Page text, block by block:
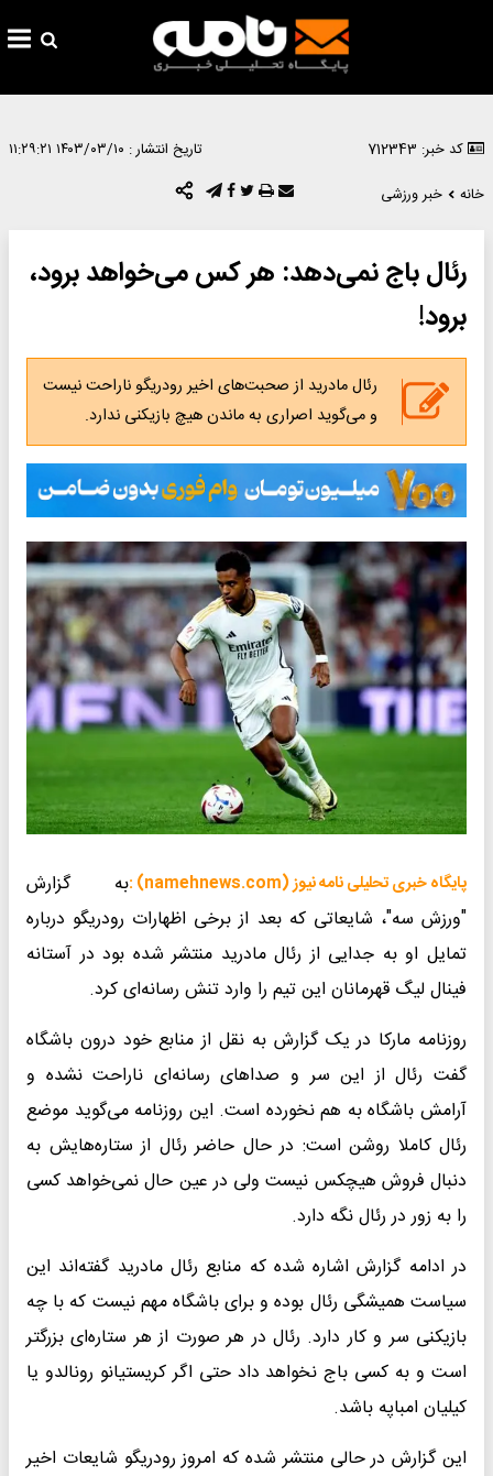
کد خبر: 712343 تاریخ انتشار : ۱۴۰۳/۰۳/۱۰ ۱۱:۲۹:۲۱
خانه
خبر ورزشی
رئال باج نمی‌دهد: هر کس می‌خواهد برود،
برود!‌
رئال مادرید از صحبت‌های اخیر رودریگو ناراحت نیست
و می‌گوید ‌اصراری به ماندن هیچ بازیکنی ندارد. ‌
پایگاه خبری تحلیلی نامه نیوز (namehnews.com) :
به گزارش
"ورزش سه"، شایعاتی که بعد از برخی اظهارات رودریگو ‌درباره
تمایل او به جدایی از رئال مادرید منتشر شده بود در آستانه
‌فینال لیگ قهرمانان این تیم را وارد تنش رسانه‌ای کرد. ‌
روزنامه مارکا در یک گزارش به نقل از منابع خود درون باشگاه
گفت ‌رئال از این سر و صداهای رسانه‌ای ناراحت نشده و
آرامش باشگاه به ‌هم نخورده است. این روزنامه می‌گوید موضع
رئال کاملا روشن است: ‌در حال حاضر رئال از ستاره‌هایش به
دنبال فروش هیچکس نیست ‌ولی در عین حال نمی‌خواهد کسی
را به زور در رئال نگه دارد. ‌
در ادامه گزارش اشاره شده که منابع رئال مادرید گفته‌اند این
‌سیاست همیشگی رئال بوده و برای باشگاه مهم نیست که با چه
‌بازیکنی سر و کار دارد. رئال در هر صورت از هر ستاره‌ای بزرگتر
است و ‌به کسی باج نخواهد داد حتی اگر کریستیانو رونالدو یا
کیلیان امباپه ‌باشد. ‌
این گزارش در حالی منتشر شده که امروز رودریگو شایعات اخیر